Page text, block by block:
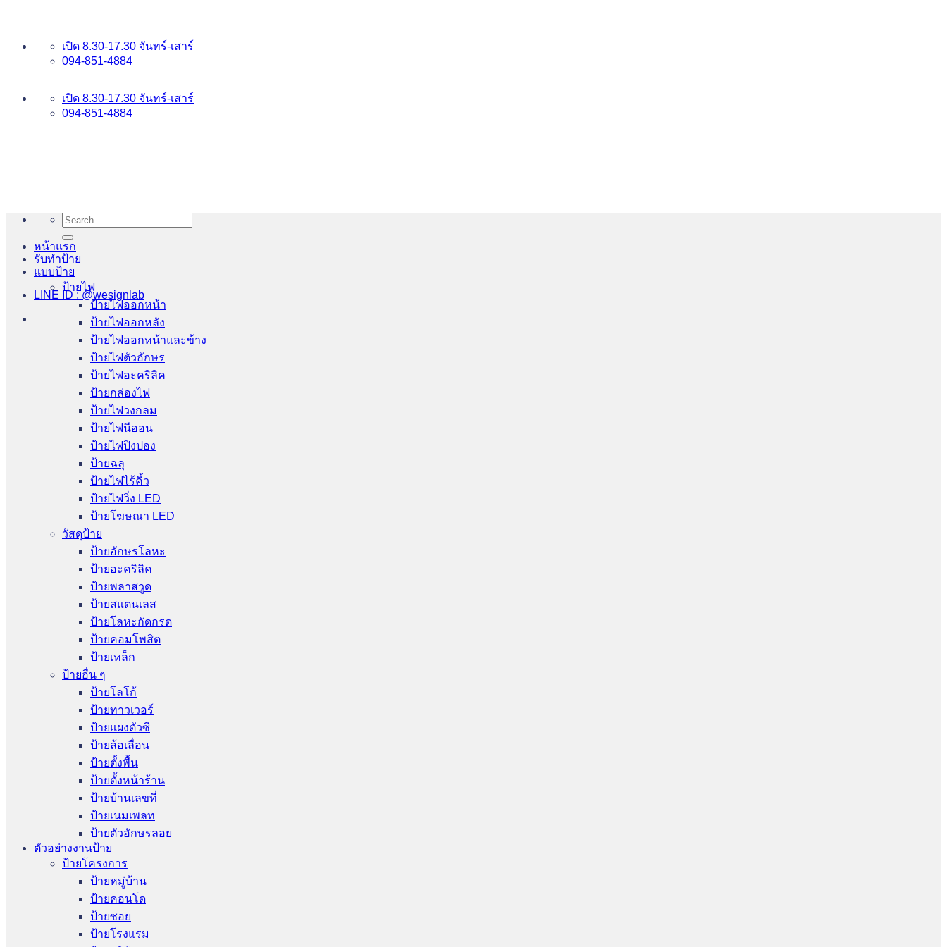
เปิด 8.30-17.30 จันทร์-เสาร์
094-851-4884
เปิด 8.30-17.30 จันทร์-เสาร์
094-851-4884
LINE ID : @wesignlab
Search
for:
หน้าแรก
รับทำป้าย
แบบป้าย
ป้ายไฟ
ป้ายไฟออกหน้า
ป้ายไฟออกหลัง
ป้ายไฟออกหน้าและข้าง
ป้ายไฟตัวอักษร
ป้ายไฟอะคริลิค
ป้ายกล่องไฟ
ป้ายไฟวงกลม
ป้ายไฟนีออน
ป้ายไฟปิงปอง
ป้ายฉลุ
ป้ายไฟไร้คิ้ว
ป้ายไฟวิ่ง LED
ป้ายโฆษณา LED
วัสดุป้าย
ป้ายอักษรโลหะ
ป้ายอะคริลิค
ป้ายพลาสวูด
ป้ายสแตนเลส
ป้ายโลหะกัดกรด
ป้ายคอมโพสิต
ป้ายเหล็ก
ป้ายอื่น ๆ
ป้ายโลโก้
ป้ายทาวเวอร์
ป้ายแผงตัวซี
ป้ายล้อเลื่อน
ป้ายตั้งพื้น
ป้ายตั้งหน้าร้าน
ป้ายบ้านเลขที่
ป้ายเนมเพลท
ป้ายตัวอักษรลอย
ตัวอย่างงานป้าย
ป้ายโครงการ
ป้ายหมู่บ้าน
ป้ายคอนโด
ป้ายซอย
ป้ายโรงแรม